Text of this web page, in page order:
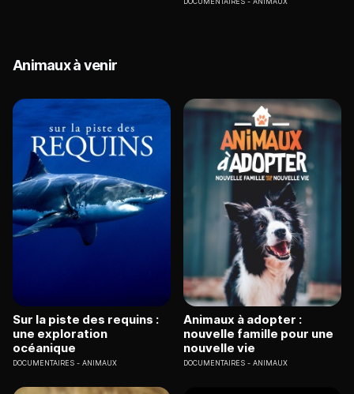
Animaux à venir
Sur la piste des requins :
une exploration
océanique
DOCUMENTAIRES ANIMAUX
Animaux à adopter :
nouvelle famille pour une
nouvelle vie
DOCUMENTAIRES ANIMAUX